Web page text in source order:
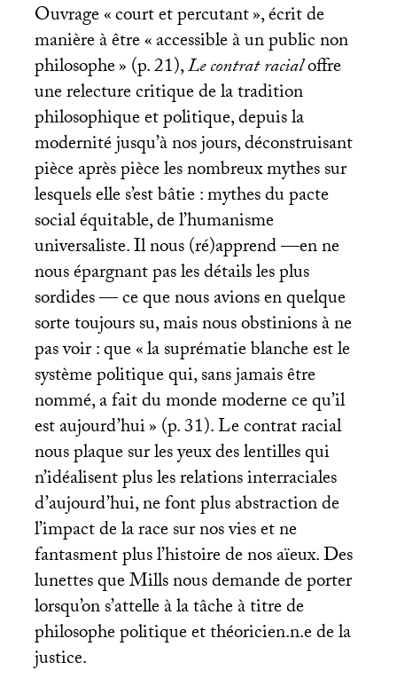
Ouvrage «court et percutant», écrit de
manière à être «accessible à un public non
philosophe» (p. 21),Le contrat racialoffre
une relecture critique de la tradition
philosophique et politique, depuis la
modernité jusqu’à nos jours, déconstruisant
pièce après pièce les nombreux mythes sur
lesquels elle s’est bâtie : mythes du pacte
social équitable, de l’humanisme
universaliste. Il nous (ré)apprend —en ne
nous épargnant pas les détails les plus
sordides — ce que nous avions en quelque
sorte toujours su, mais nous obstinions à ne
pas voir : que «la suprématie blanche est le
système politique qui, sans jamais être
nommé, a fait du monde moderne ce qu’il
est aujourd’hui» (p. 31). Le contrat racial
nous plaque sur les yeux des lentilles qui
n’idéalisent plus les relations interraciales
d’aujourd’hui, ne font plus abstraction de
l’impact de la race sur nos vies et ne
fantasment plus l’histoire de nos aïeux. Des
lunettes que Mills nous demande de porter
lorsqu’on s’attelle à la tâche à titre de
philosophe politique et théoricien.n.e de la
justice.